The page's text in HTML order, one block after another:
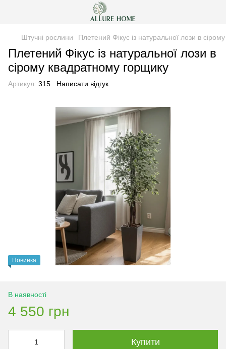
Штучні рослини Плетений Фікус із натуральної лози в
Плетений Фікус із натуральної лози в
сірому квадратному горщику
Артикул: 315 Написати відгук
Новинка
В наявності
4 550 грн
Купити